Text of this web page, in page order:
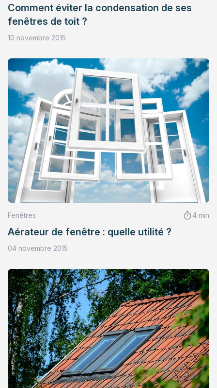
Comment éviter la condensation de ses
fenêtres de toit ?
10 novembre 2015
Fenêtres 4 min
Aérateur de fenêtre : quelle utilité ?
04 novembre 2015